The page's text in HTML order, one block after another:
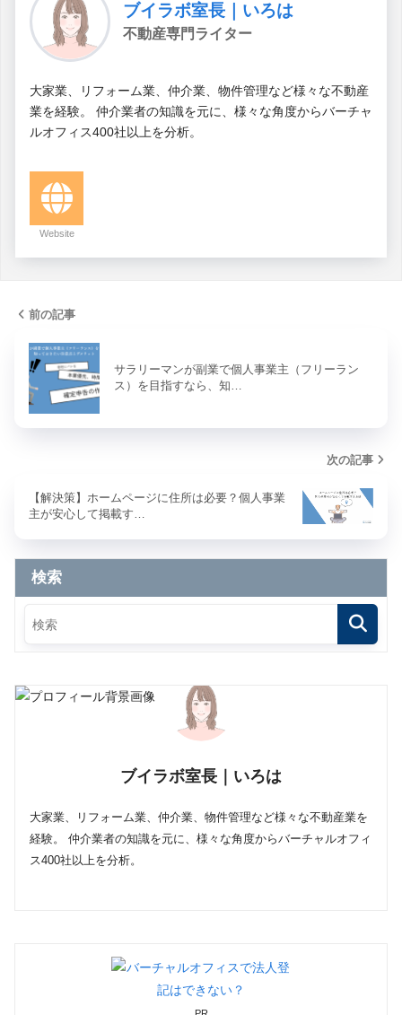
ブイラボ室長｜いろは
不動産専門ライター
大家業、リフォーム業、仲介業、物件管理など様々な不動産
業を経験。 仲介業者の知識を元に、様々な角度からバーチャ
ルオフィス400社以上を分析。
Website
前の記事
サラリーマンが副業で個人事業主（フリーラン
ス）を目指すなら、知…
次の記事
【解決策】ホームページに住所は必要？個人事業
主が安心して掲載す…
検索
ブイラボ室長｜いろは
大家業、リフォーム業、仲介業、物件管理など様々な不動産業を
経験。 仲介業者の知識を元に、様々な角度からバーチャルオフィ
ス400社以上を分析。